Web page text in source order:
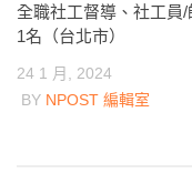
全職社工督導、社工員/
1名（台北市）
24 1 月, 2024
BY NPOST 編輯室